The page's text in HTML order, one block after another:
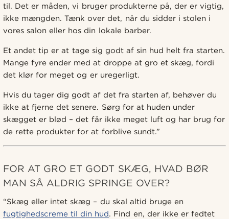
til. Det er måden, vi bruger produkterne på, der er vigtig,
ikke mængden. Tænk over det, når du sidder i stolen i
vores salon eller hos din lokale barber.
Et andet tip er at tage sig godt af sin hud helt fra starten.
Mange fyre ender med at droppe at gro et skæg, fordi
det klør for meget og er uregerligt.
Hvis du tager dig godt af det fra starten af, behøver du
ikke at fjerne det senere. Sørg for at huden under
skægget er blød – det får ikke meget luft og har brug for
de rette produkter for at forblive sundt.”
FOR AT GRO ET GODT SKÆG, HVAD BØR
MAN SÅ ALDRIG SPRINGE OVER?
“Skæg eller intet skæg – du skal altid bruge en
fugtighedscreme til din hud. Find en, der ikke er fedtet